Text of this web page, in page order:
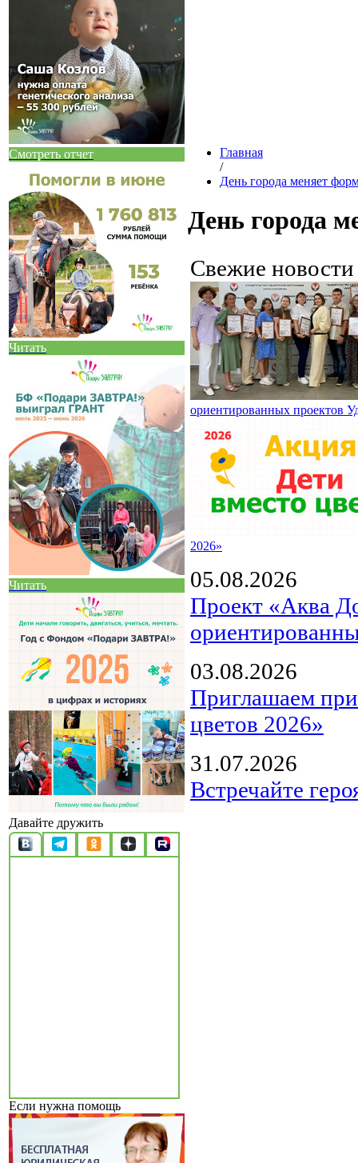
Смотреть отчет
Читать
Читать
Давайте дружить
Если нужна помощь
Главная
/
День города меняет
День города
Свежие
ориентированных проектов
2026»
05.08.2026
Проект «Аква
03.08.2026
Приглашаем
цветов 2026»
31.07.2026
Встречайте